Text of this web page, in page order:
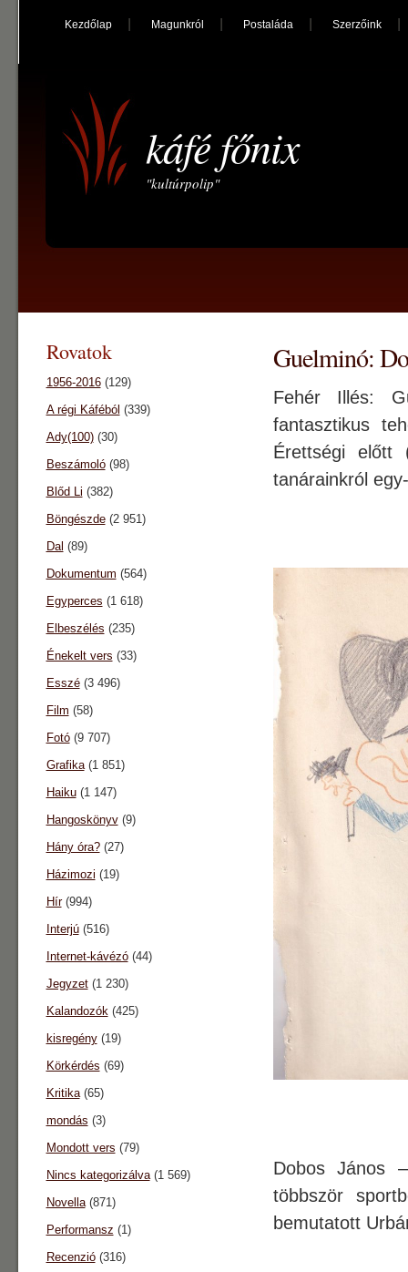
Kezdőlap Magunkról Postaláda Szerzőink
káfé főnix
"kultúrpolip"
Guelminó:
Fehér Illés:
fantasztikus
Érettségi előtt
tanárainkról
Dobos János
többször
bemutatott
Rovatok
1956-2016(129)
A régi Káféból (339)
Ady(100)(30)
Beszámoló(98)
Blőd Li (382)
Böngészde(2 951)
Dal (89)
Dokumentum (564)
Egyperces (1 618)
Elbeszélés (235)
Énekelt vers (33)
Esszé(3 496)
Film (58)
Fotó(9 707)
Grafika(1 851)
Haiku(1 147)
Hangoskönyv(9)
Hány óra?(27)
Házimozi (19)
Hír(994)
Interjú(516)
Internet-kávézó(44)
Jegyzet(1 230)
Kalandozók(425)
kisregény(19)
Körkérdés (69)
Kritika(65)
mondás (3)
Mondott vers (79)
Nincs kategorizálva(1 569)
Novella(871)
Performansz (1)
Recenzió(316)